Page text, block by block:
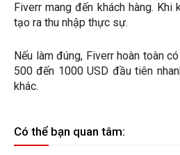
Fiverr mang đến khách hàng.
tạo ra thu nhập thực sự.
Nếu làm đúng, Fiverr hoàn toàn
500 đến 1000 USD đầu tiên
khác.
Có thể bạn quan tâm: